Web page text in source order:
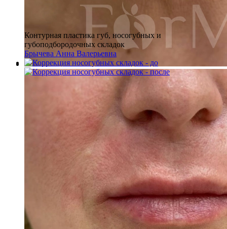
Контурная пластика губ, носогубных и
губоподбородочных складок
Брычева Анна Валерьевна